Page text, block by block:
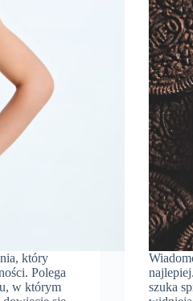
który
Polega
w którym
szuka